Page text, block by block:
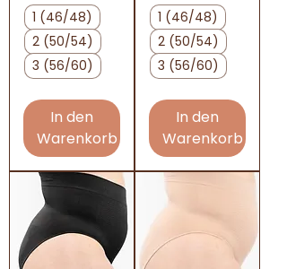
1 (46/48)
2 (50/54)
3 (56/60)
In den
Warenkorb
1 (46/48)
2 (50/54)
3 (56/60)
In den
Warenkorb